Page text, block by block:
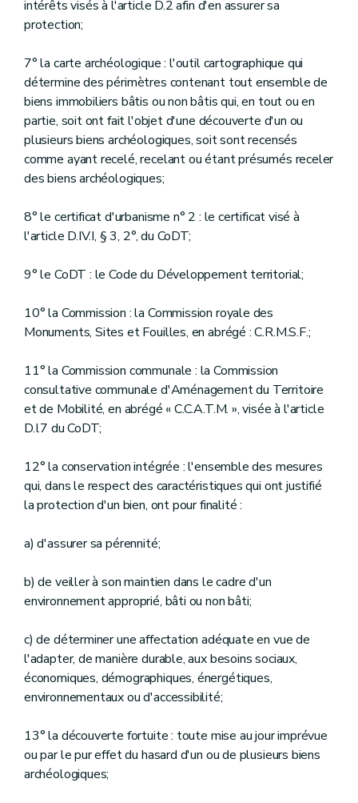
Art. D.104
Art. D.105
Art. D.107
Art. D.108
Chapitre 4 L'ordre d'interruption
Art. D.109
Art. D.110
Art. D.111
Chapitre 5 La poursuite de l'infraction
Section 1 Dispositions générales
Art. D.112
Art. D.113
Art. D.114
Art. D.115
Art. D.116
Art. D.117
Section 4 Les mesures de restitution
Art. D.119
Section 5 La poursuite devant le tribunal civil
Art. D.122
Chapitre 6 Les infractions commises par des mineurs d'âge
Art. D.123
Chapitre 7
Art. D.125
Titre 10 La Commission royale des monuments, sites et fouilles
Art. D.126
Art. D.127
Art. D.129
Art. D.130
Art. D.131
Art. D.132
Titre 12
La coopération nationale et internationale
Art. D.134
intérêts visés à l'article D.2 afin d'en assurer sa
protection;
7° la carte archéologique : l'outil cartographique qui
détermine des périmètres contenant tout ensemble de
biens immobiliers bâtis ou non bâtis qui, en tout ou en
partie, soit ont fait l'objet d'une découverte d'un ou
plusieurs biens archéologiques, soit sont recensés
comme ayant recelé, recelant ou étant présumés receler
des biens archéologiques;
8° le certificat d'urbanisme n° 2 : le certificat visé à
l'article D.IV.I, § 3, 2°, du CoDT;
9° le CoDT : le Code du Développement territorial;
10° la Commission : la Commission royale des
Monuments, Sites et Fouilles, en abrégé : C.R.M.S.F.;
11° la Commission communale : la Commission
consultative communale d'Aménagement du Territoire
et de Mobilité, en abrégé « C.C.A.T.M. », visée à l'article
D.I.7 du CoDT;
12° la conservation intégrée : l'ensemble des mesures
qui, dans le respect des caractéristiques qui ont justifié
la protection d'un bien, ont pour finalité :
a) d'assurer sa pérennité;
b) de veiller à son maintien dans le cadre d'un
environnement approprié, bâti ou non bâti;
c) de déterminer une affectation adéquate en vue de
l'adapter, de manière durable, aux besoins sociaux,
économiques, démographiques, énergétiques,
environnementaux ou d'accessibilité;
13° la découverte fortuite : toute mise au jour imprévue
ou par le pur effet du hasard d'un ou de plusieurs biens
archéologiques;